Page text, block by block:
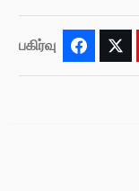
பகிர்வு Facebook